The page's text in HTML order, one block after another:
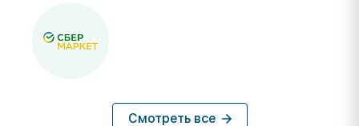
Смотреть все